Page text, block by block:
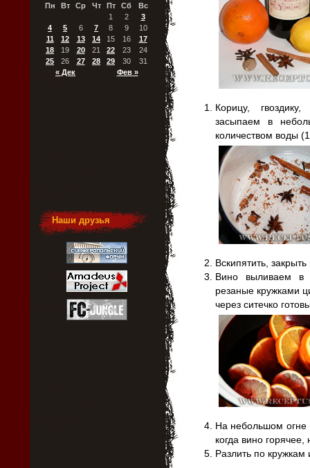
Корицу,
засыпаем в
количеством воды
Вскипятить,
Вино выливаем в
резаные кружками
через ситечко
На небольшом огне
когда вино
Разлить по кружкам
Пн
Вт Ср Чт Пт Сб Вс
« Дек Фев »
1 2
3
4
5 6 7 8 9
10
11
12 13 14 15 16
17
18
19 20 21 22 23
24
25
26 27 28 29 30 31
Наши друзья